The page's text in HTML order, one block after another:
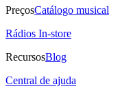
PreçosCatálogo musical
Rádios In-store
RecursosBlog
Central de ajuda